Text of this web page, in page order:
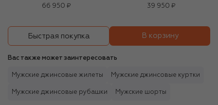
66 950 ₽
39 950 ₽
Быстрая покупка В корзину
Вас также может заинтересовать
Мужские джинсовые жилеты Мужские джинсовые куртки
Мужские джинсовые рубашки Мужские шорты